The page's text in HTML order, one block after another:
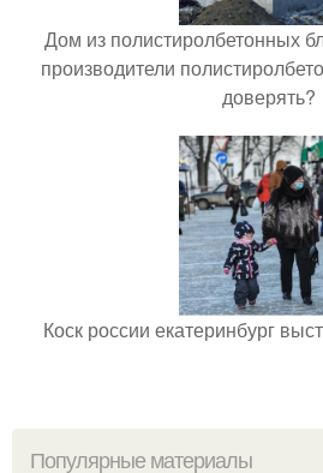
Дом из полистиролбетонных
производители
доверять?
Коск россии екатеринбург
Популярные материалы